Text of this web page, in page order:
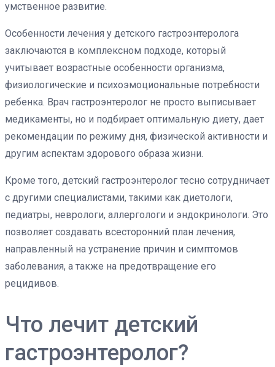
умственное развитие.
Особенности лечения у детского гастроэнтеролога
заключаются в комплексном подходе, который
учитывает возрастные особенности организма,
физиологические и психоэмоциональные потребности
ребенка. Врач гастроэнтеролог не просто выписывает
медикаменты, но и подбирает оптимальную диету, дает
рекомендации по режиму дня, физической активности и
другим аспектам здорового образа жизни.
Кроме того, детский гастроэнтеролог тесно сотрудничает
с другими специалистами, такими как диетологи,
педиатры, неврологи, аллергологи и эндокринологи. Это
позволяет создавать всесторонний план лечения,
направленный на устранение причин и симптомов
заболевания, а также на предотвращение его
рецидивов.
Что лечит детский
гастроэнтеролог?